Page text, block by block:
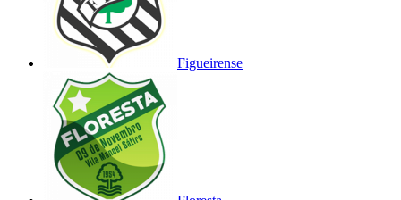
Figueirense